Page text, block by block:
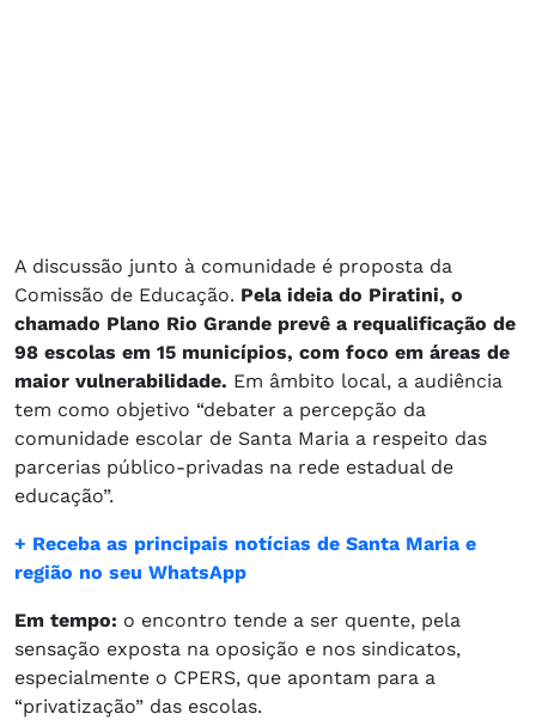
A discussão junto à comunidade é proposta da
Comissão de Educação. Pela ideia do Piratini, o
chamado Plano Rio Grande prevê a requalificação de
98 escolas em 15 municípios, com foco em áreas de
maior vulnerabilidade. Em âmbito local, a audiência
tem como objetivo “debater a percepção da
comunidade escolar de Santa Maria a respeito das
parcerias público-privadas na rede estadual de
educação”.
+ Receba as principais notícias de Santa Maria e
região no seu WhatsApp
Em tempo: o encontro tende a ser quente, pela
sensação exposta na oposição e nos sindicatos,
especialmente o CPERS, que apontam para a
“privatização” das escolas.